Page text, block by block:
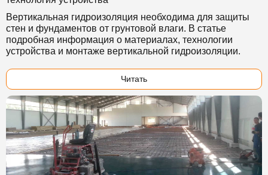
Вертикальная гидроизоляция необходима для защиты
стен и фундаментов от грунтовой влаги. В статье
подробная информация о материалах, технологии
устройства и монтаже вертикальной гидроизоляции.
Читать